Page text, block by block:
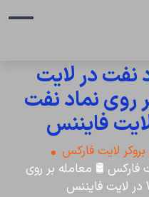
نفت در لایت
روی نماد نفت
لایت فارکس
فارکس 🛢️ معامله بر روی